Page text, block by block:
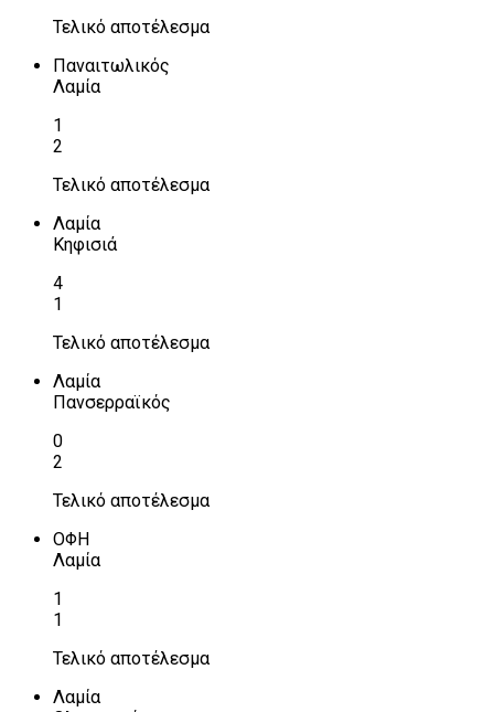
Τελικό αποτέλεσμα
Παναιτωλικός
Λαμία
1
2
Τελικό αποτέλεσμα
Λαμία
Κηφισιά
4
1
Τελικό αποτέλεσμα
Λαμία
Πανσερραϊκός
0
2
Τελικό αποτέλεσμα
ΟΦΗ
Λαμία
1
1
Τελικό αποτέλεσμα
Λαμία